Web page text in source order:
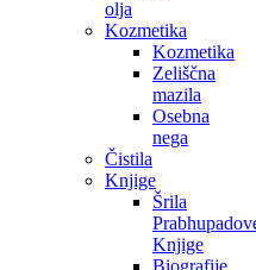
olja
Kozmetika
Kozmetika
Zeliščna
mazila
Osebna
nega
Čistila
Knjige
Šrila
Knjige
Biografije